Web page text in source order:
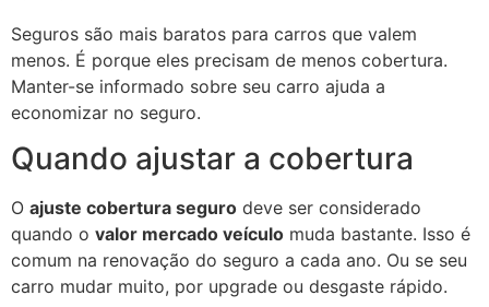
Seguros são mais baratos para carros que valem
menos. É porque eles precisam de menos cobertura.
Manter-se informado sobre seu carro ajuda a
economizar no seguro.
Quando ajustar a cobertura
O ajuste cobertura seguro deve ser considerado
quando o valor mercado veículo muda bastante. Isso é
comum na renovação do seguro a cada ano. Ou se seu
carro mudar muito, por upgrade ou desgaste rápido.